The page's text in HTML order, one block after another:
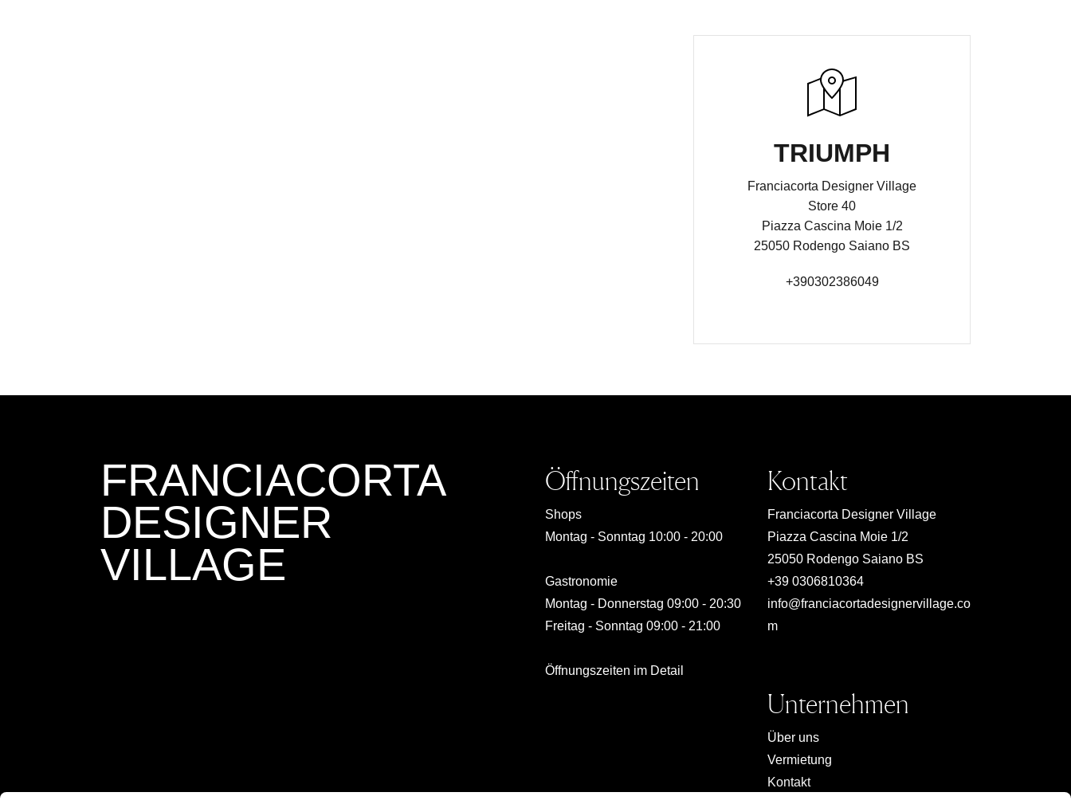
TRIUMPH
Franciacorta Designer Village
Store 40
Piazza Cascina Moie 1/2
25050 Rodengo Saiano BS
+390302386049
FRANCIACORTA
DESIGNER
VILLAGE
Öffnungszeiten
Shops
Montag - Sonntag 10:00 - 20:00
Gastronomie
Montag - Donnerstag 09:00 - 20:30
Freitag - Sonntag 09:00 - 21:00
Öffnungszeiten im Detail
Kontakt
Franciacorta Designer Village
Piazza Cascina Moie 1/2
25050 Rodengo Saiano BS
+39 0306810364
info@franciacortadesignervillage.co
m
Unternehmen
Über uns
Vermietung
Kontakt